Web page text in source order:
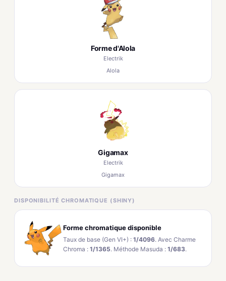
Forme d'Alola
Electrik
Alola
Gigamax
Electrik
Gigamax
DISPONIBILITÉ CHROMATIQUE (SHINY)
Forme chromatique disponible
Taux de base (Gen VI+) : 1/4096. Avec Charme
Chroma : 1/1365. Méthode Masuda : 1/683.